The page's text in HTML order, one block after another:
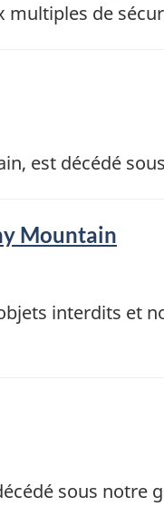
multiples de
est décédé
Mountain
interdits et
sous notre